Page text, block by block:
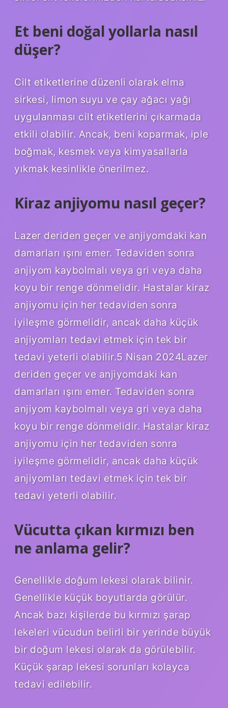
Et beni doğal yollarla nasıl
düşer?
Cilt etiketlerine düzenli olarak elma
sirkesi, limon suyu ve çay ağacı yağı
uygulanması cilt etiketlerini çıkarmada
etkili olabilir. Ancak, beni koparmak, iple
boğmak, kesmek veya kimyasallarla
yıkmak kesinlikle önerilmez.
Kiraz anjiyomu nasıl geçer?
Lazer deriden geçer ve anjiyomdaki kan
damarları ışını emer. Tedaviden sonra
anjiyom kaybolmalı veya gri veya daha
koyu bir renge dönmelidir. Hastalar kiraz
anjiyomu için her tedaviden sonra
iyileşme görmelidir, ancak daha küçük
anjiyomları tedavi etmek için tek bir
tedavi yeterli olabilir.5 Nisan 2024Lazer
deriden geçer ve anjiyomdaki kan
damarları ışını emer. Tedaviden sonra
anjiyom kaybolmalı veya gri veya daha
koyu bir renge dönmelidir. Hastalar kiraz
anjiyomu için her tedaviden sonra
iyileşme görmelidir, ancak daha küçük
anjiyomları tedavi etmek için tek bir
tedavi yeterli olabilir.
Vücutta çıkan kırmızı ben
ne anlama gelir?
Genellikle doğum lekesi olarak bilinir.
Genellikle küçük boyutlarda görülür.
Ancak bazı kişilerde bu kırmızı şarap
lekeleri vücudun belirli bir yerinde büyük
bir doğum lekesi olarak da görülebilir.
Küçük şarap lekesi sorunları kolayca
tedavi edilebilir.